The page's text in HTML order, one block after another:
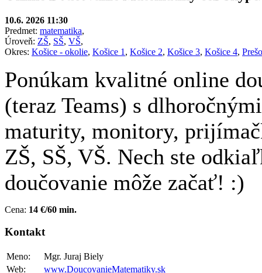
10.6. 2026 11:30
Predmet: matematika,
Úroveň: ZŠ, SŠ, VŠ,
Okres: Košice - okolie, Košice 1 , Košice 2, Košice 3, Košice 4,
Ponúkam kvalitné online
(teraz Teams) s
maturity, monitory,
ZŠ, SŠ, VŠ. Nech ste
doučovanie môže začať! :)
Cena: 14 €/60 min.
Kontakt
Meno:
Mgr. Juraj Biely
Web:
www.DoucovanieMatematiky.sk